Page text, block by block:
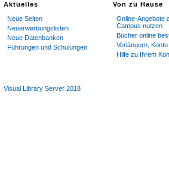
Aktuelles
Neue Seiten
Neuerwerbungslisten
Neue Datenbanken
Führungen und Schulungen
Von zu Hause
Online-Angebote
Campus nutzen
Bücher online
Verlängern,
Hilfe zu Ihrem
Visual Library Server 2018